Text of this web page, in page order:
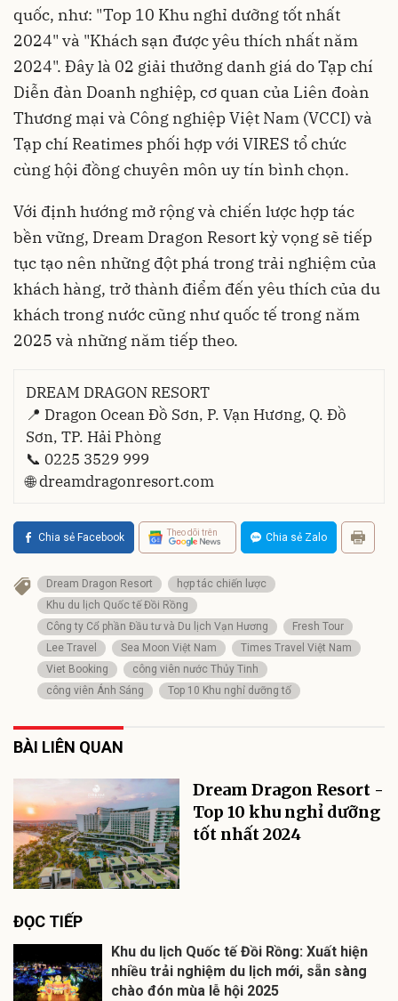
quốc, như: "Top 10 Khu nghỉ dưỡng tốt nhất
2024" và "Khách sạn được yêu thích nhất năm
2024". Đây là 02 giải thưởng danh giá do Tạp chí
Diễn đàn Doanh nghiệp, cơ quan của Liên đoàn
Thương mại và Công nghiệp Việt Nam (VCCI) và
Tạp chí Reatimes phối hợp với VIRES tổ chức
cùng hội đồng chuyên môn uy tín bình chọn.
Với định hướng mở rộng và chiến lược hợp tác
bền vững, Dream Dragon Resort kỳ vọng sẽ tiếp
tục tạo nên những đột phá trong trải nghiệm của
khách hàng, trở thành điểm đến yêu thích của du
khách trong nước cũng như quốc tế trong năm
2025 và những năm tiếp theo.
DREAM DRAGON RESORT
📍 Dragon Ocean Đồ Sơn, P. Vạn Hương, Q. Đồ
Sơn, TP. Hải Phòng
📞 0225 3529 999
🌐 dreamdragonresort.com
Chia sẻ Facebook Theo dõi trên Chia sẻ Zalo
Dream Dragon Resort
hợp tác chiến lược
Khu du lịch Quốc tế Đồi Rồng
Công ty Cổ phần Đầu tư và Du lịch Vạn Hương
Fresh Tour
Lee Travel
Sea Moon Việt Nam
Times Travel Việt Nam
Viet Booking
công viên nước Thủy Tinh
công viên Ánh Sáng
Top 10 Khu nghỉ dưỡng tố
BÀI LIÊN QUAN
Dream Dragon Resort -
Top 10 khu nghỉ dưỡng
tốt nhất 2024
ĐỌC TIẾP
Khu du lịch Quốc tế Đồi Rồng: Xuất hiện
nhiều trải nghiệm du lịch mới, sẵn sàng
chào đón mùa lễ hội 2025